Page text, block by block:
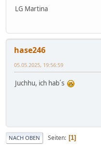
LG Martina
hase246
05.05.2025, 19:56:59
Juchhu, ich hab´s
NACH OBEN Seiten 1